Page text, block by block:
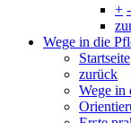
+ -
Wege in die
Startseite
zurück
Wege in